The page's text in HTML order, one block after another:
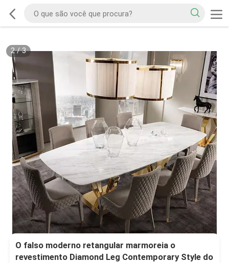
2/3
O falso moderno retangular marmoreia o
revestimento Diamond Leg Contemporary Style do